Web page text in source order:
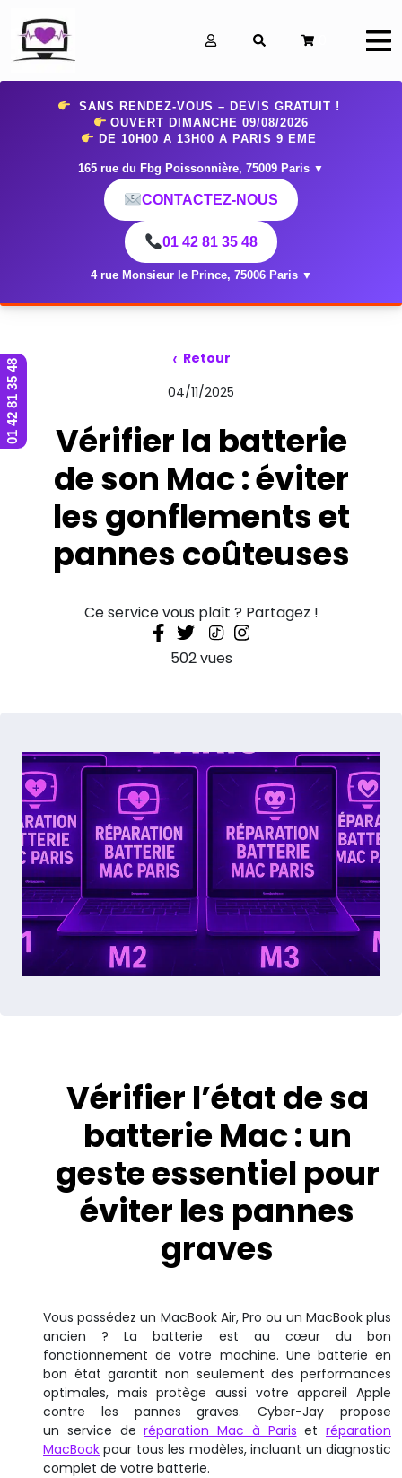
SANS RENDEZ-VOUS – DEVIS GRATUIT !
OUVERT DIMANCHE 09/08/2026
DE 10H00 A 13H00 A PARIS 9 EME
165 rue du Fbg Poissonnière, 75009 Paris ▼
CONTACTEZ-NOUS
01 42 81 35 48
4 rue Monsieur le Prince, 75006 Paris ▼
‹ Retour
04/11/2025
Vérifier la batterie
de son Mac : éviter
les gonflements et
pannes coûteuses
Ce service vous plaît ? Partagez !
502 vues
Vérifier l’état de sa
batterie Mac : un
geste essentiel pour
éviter les pannes
graves
Vous possédez un MacBook Air, Pro ou un MacBook plus
ancien ? La batterie est au cœur du bon
fonctionnement de votre machine. Une batterie en
bon état garantit non seulement des performances
optimales, mais protège aussi votre appareil Apple
contre les pannes graves. Cyber-Jay propose
un service deréparation Mac à Paris et réparation
MacBook pour tous les modèles, incluant un diagnostic
complet de votre batterie.
01 42 81 35 48